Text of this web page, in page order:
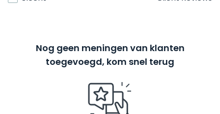
Nog geen meningen van klanten
toegevoegd, kom snel terug